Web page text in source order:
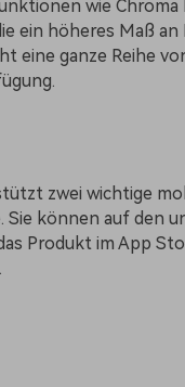
wie Chroma
ein höheres Maß an
eine ganze Reihe
zwei wichtige
Sie können auf den
Produkt im App